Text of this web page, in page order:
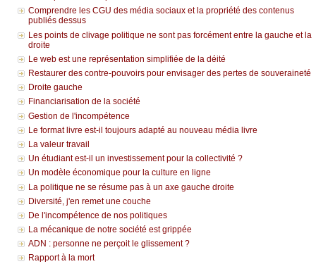
Comprendre les CGU des média sociaux et la propriété des contenus
publiés dessus
Les points de clivage politique ne sont pas forcément entre la gauche et la
droite
Le web est une représentation simplifiée de la déité
Restaurer des contre-pouvoirs pour envisager des pertes de souveraineté
Droite gauche
Financiarisation de la société
Gestion de l'incompétence
Le format livre est-il toujours adapté au nouveau média livre
La valeur travail
Un étudiant est-il un investissement pour la collectivité ?
Un modèle économique pour la culture en ligne
La politique ne se résume pas à un axe gauche droite
Diversité, j'en remet une couche
De l'incompétence de nos politiques
La mécanique de notre société est grippée
ADN : personne ne perçoit le glissement ?
Rapport à la mort